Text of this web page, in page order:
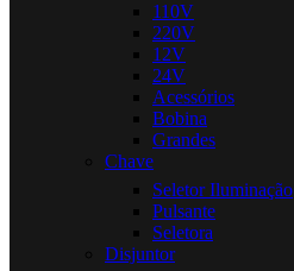
110V
220V
12V
24V
Acessórios
Bobina
Grandes
Chave
Seletor Iluminação
Pulsante
Seletora
Disjuntor